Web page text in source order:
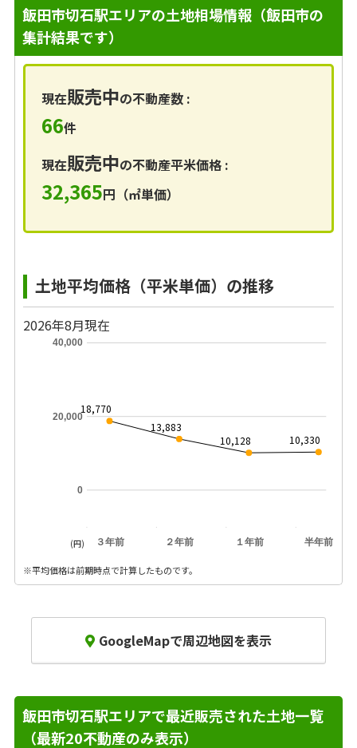
飯田市切石駅エリアの土地相場情報（飯田市の
集計結果です）
現在販売中の不動産数 :
66件
現在販売中の不動産平米価格 :
32,365円（㎡単価）
土地平均価格（平米単価）の推移
2026年8月現在
３年前 ２年前 １年前 半年前
0
20,000
40,000
18,770
13,883
10,128
10,330
(円)
※平均価格は前期時点で計算したものです。
GoogleMapで周辺地図を表示
飯田市切石駅エリアで最近販売された土地一覧
（最新20不動産のみ表示）